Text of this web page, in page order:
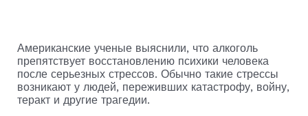
Американские ученые выяснили, что алкоголь
препятствует восстановлению психики человека
после серьезных стрессов. Обычно такие стрессы
возникают у людей, переживших катастрофу, войну,
теракт и другие трагедии.